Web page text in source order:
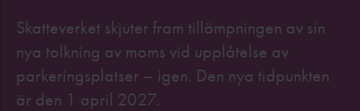
Skatteverket skjuter fram tillämpningen av sin
nya tolkning av moms vid upplåtelse av
parkeringsplatser – igen. Den nya tidpunkten
är den 1 april 2027.